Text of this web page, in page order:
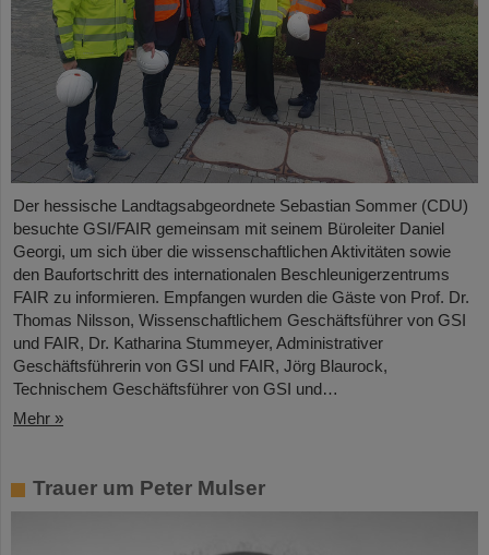
Der hessische Landtagsabgeordnete Sebastian Sommer (CDU)
besuchte GSI/FAIR gemeinsam mit seinem Büroleiter Daniel
Georgi, um sich über die wissenschaftlichen Aktivitäten sowie
den Baufortschritt des internationalen Beschleunigerzentrums
FAIR zu informieren. Empfangen wurden die Gäste von Prof. Dr.
Thomas Nilsson, Wissenschaftlichem Geschäftsführer von GSI
und FAIR, Dr. Katharina Stummeyer, Administrativer
Geschäftsführerin von GSI und FAIR, Jörg Blaurock,
Technischem Geschäftsführer von GSI und…
Mehr »
Trauer um Peter Mulser